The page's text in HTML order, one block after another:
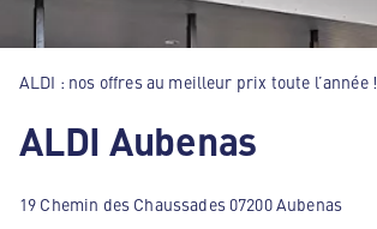
ALDI : nos offres au meilleur prix toute l’année !
ALDI Aubenas
19 Chemin des Chaussades 07200 Aubenas